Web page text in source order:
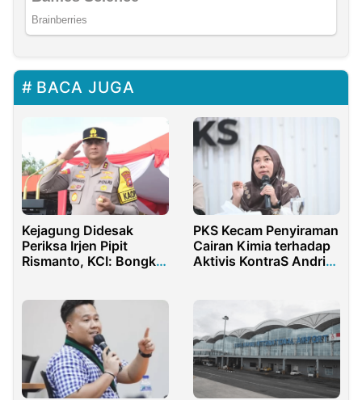
BACA JUGA
Kejagung Didesak
Periksa Irjen Pipit
Rismanto, KCI: Bongkar
PKS Kecam Penyiraman
Cairan Kimia terhadap
Aktivis KontraS Andrie